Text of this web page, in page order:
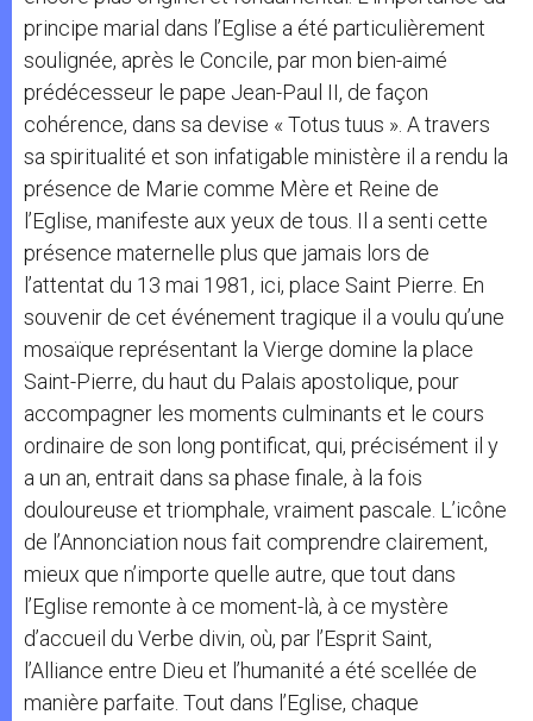
principe marial dans l’Eglise a été particulièrement
soulignée, après le Concile, par mon bien-aimé
prédécesseur le pape Jean-Paul II, de façon
cohérence, dans sa devise « Totus tuus ». A travers
sa spiritualité et son infatigable ministère il a rendu la
présence de Marie comme Mère et Reine de
l’Eglise, manifeste aux yeux de tous. Il a senti cette
présence maternelle plus que jamais lors de
l’attentat du 13 mai 1981, ici, place Saint Pierre. En
souvenir de cet événement tragique il a voulu qu’une
mosaïque représentant la Vierge domine la place
Saint-Pierre, du haut du Palais apostolique, pour
accompagner les moments culminants et le cours
ordinaire de son long pontificat, qui, précisément il y
a un an, entrait dans sa phase finale, à la fois
douloureuse et triomphale, vraiment pascale. L’icône
de l’Annonciation nous fait comprendre clairement,
mieux que n’importe quelle autre, que tout dans
l’Eglise remonte à ce moment-là, à ce mystère
d’accueil du Verbe divin, où, par l’Esprit Saint,
l’Alliance entre Dieu et l’humanité a été scellée de
manière parfaite. Tout dans l’Eglise, chaque